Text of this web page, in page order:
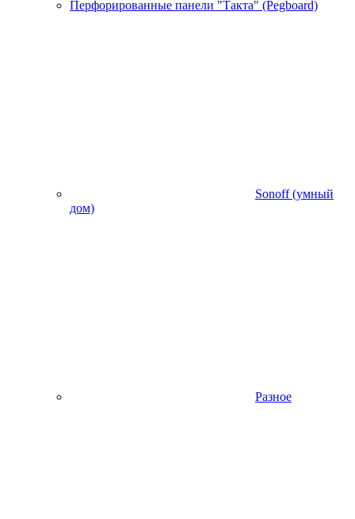
Перфорированные панели "Такта" (Pegboard)
Sonoff (умный
дом)
Разное